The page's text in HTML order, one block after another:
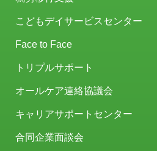
こどもデイサービスセンター
Face to Face
トリプルサポート
オールケア連絡協議会
キャリアサポートセンター
合同企業面談会